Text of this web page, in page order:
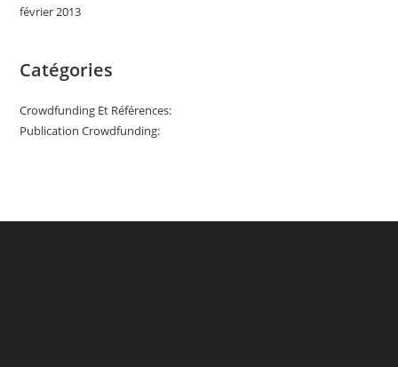
février 2013
Catégories
Crowdfunding Et Références:
Publication Crowdfunding: